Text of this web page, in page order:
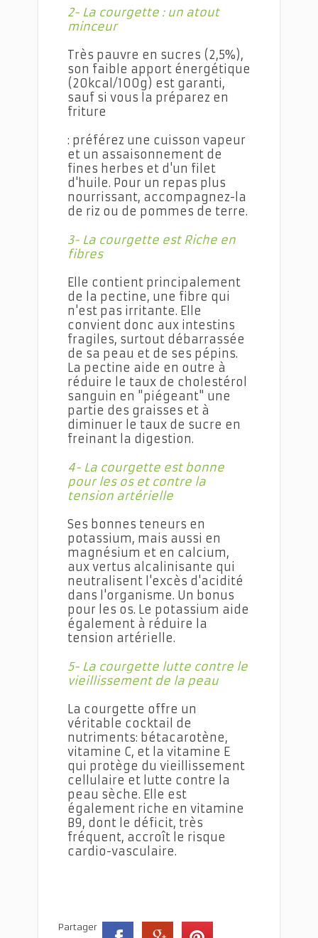
2- La courgette : un atout
minceur
Très pauvre en sucres (2,5%),
son faible apport énergétique
(20kcal/100g) est garanti,
sauf si vous la préparez en
friture
: préférez une cuisson vapeur
et un assaisonnement de
fines herbes et d'un filet
d'huile. Pour un repas plus
nourrissant, accompagnez-la
de riz ou de pommes de terre.
3- La courgette est Riche en
fibres
Elle contient principalement
de la pectine, une fibre qui
n'est pas irritante. Elle
convient donc aux intestins
fragiles, surtout débarrassée
de sa peau et de ses pépins.
La pectine aide en outre à
réduire le taux de cholestérol
sanguin en "piégeant" une
partie des graisses et à
diminuer le taux de sucre en
freinant la digestion.
4- La courgette est bonne
pour les os et contre la
tension artérielle
Ses bonnes teneurs en
potassium, mais aussi en
magnésium et en calcium,
aux vertus alcalinisante qui
neutralisent l'excès d'acidité
dans l'organisme. Un bonus
pour les os. Le potassium aide
également à réduire la
tension artérielle.
5- La courgette lutte contre le
vieillissement de la peau
La courgette offre un
véritable cocktail de
nutriments: bétacarotène,
vitamine C, et la vitamine E
qui protège du vieillissement
cellulaire et lutte contre la
peau sèche. Elle est
également riche en vitamine
B9, dont le déficit, très
fréquent, accroît le risque
cardio-vasculaire.
Partager